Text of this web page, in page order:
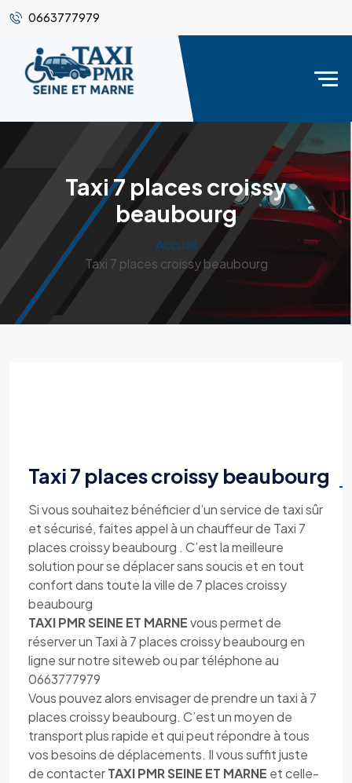
0663777979
Taxi 7 places croissy
beaubourg
Accueil
Taxi 7 places croissy beaubourg
Taxi 7 places croissy beaubourg
Si vous souhaitez bénéficier d’un service de taxi sûr
et sécurisé, faites appel à un chauffeur de Taxi 7
places croissy beaubourg . C’est la meilleure
solution pour se déplacer sans soucis et en tout
confort dans toute la ville de 7 places croissy
beaubourg
TAXI PMR SEINE ET MARNEvous permet de
réserver un Taxi à 7 places croissy beaubourg en
ligne sur notre siteweb ou par téléphone au
0663777979
Vous pouvez alors envisager de prendre un taxi à 7
places croissy beaubourg. C’est un moyen de
transport plus rapide et qui peut répondre à tous
vos besoins de déplacements. Il vous suffit juste
de contacterTAXI PMR SEINE ET MARNE et celle-